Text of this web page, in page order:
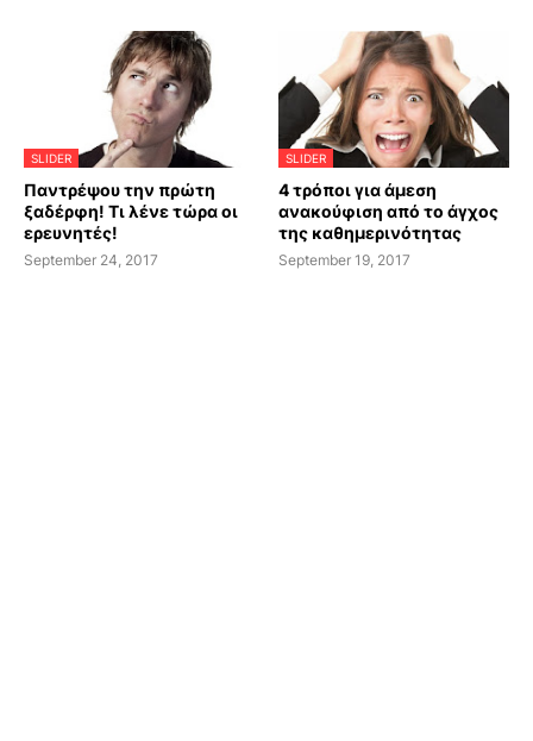
SLIDER
Παντρέψου την πρώτη
ξαδέρφη! Τι λένε τώρα οι
ερευνητές!
September 24, 2017
SLIDER
4 τρόποι για άμεση
ανακούφιση από το άγχος
της καθημερινότητας
September 19, 2017